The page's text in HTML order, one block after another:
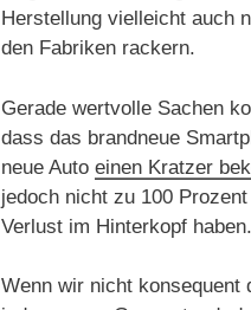
Herstellung vielleicht auch
den Fabriken rackern.
Gerade wertvolle Sachen
dass das brandneue
neue Auto einen Kratzer
jedoch nicht zu 100
Verlust im Hinterkopf haben.
Wenn wir nicht konsequent